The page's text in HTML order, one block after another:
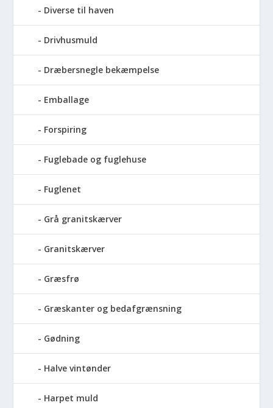
Diverse til haven
Drivhusmuld
Dræbersnegle bekæmpelse
Emballage
Forspiring
Fuglebade og fuglehuse
Fuglenet
Grå granitskærver
Granitskærver
Græsfrø
Græskanter og bedafgrænsning
Gødning
Halve vintønder
Harpet muld